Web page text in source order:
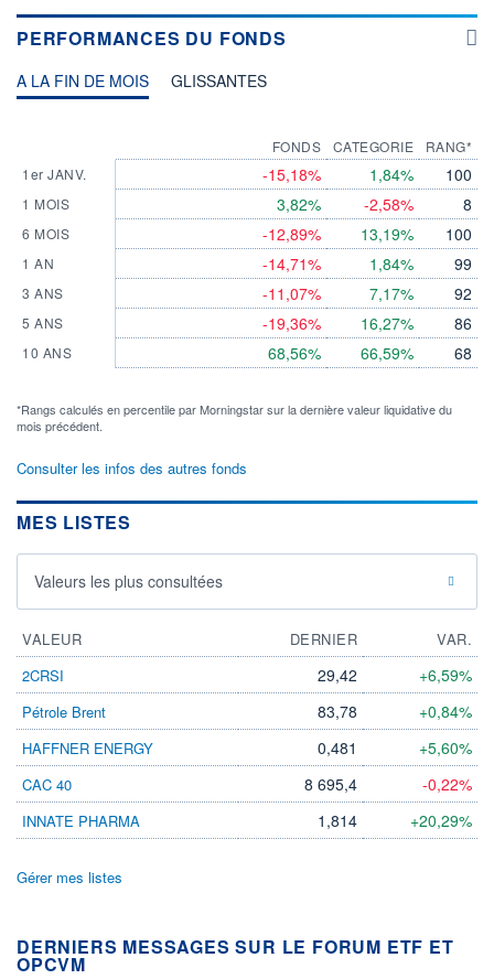
PERFORMANCES DU FONDS
A LA FIN DE MOIS GLISSANTES
1er JANV.
1 MOIS
6 MOIS
1 AN
3 ANS
5 ANS
10 ANS
FONDS
-15,18%
3,82%
-12,89%
-14,71%
-11,07%
-19,36%
68,56%
CATEGORIE
1,84%
-2,58%
13,19%
1,84%
7,17%
16,27%
66,59%
RANG*
100
8
100
99
92
86
68
*Rangs calculés en percentile par Morningstar sur la dernière valeur liquidative du
mois précédent.
Consulter les infos des autres fonds
MES LISTES
Valeurs les plus consultées
VALEUR DERNIER
VAR.
2CRSI
29,42 +6,59%
Pétrole Brent 83,78 +0,84%
HAFFNER ENERGY 0,481 +5,60%
CAC 40 8 695,4 -0,22%
INNATE PHARMA 1,814 +20,29%
Gérer mes listes
DERNIERS MESSAGES SUR LE FORUM ETF ET
OPCVM